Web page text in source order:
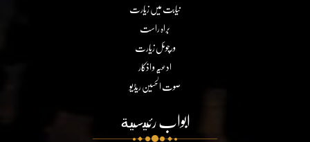
نیابت میں زیارت
براہ راست
ورچوئل زیارت
ادعیہ و اذکار
صوت الحسین ریڈیو
ابواب رئيسية